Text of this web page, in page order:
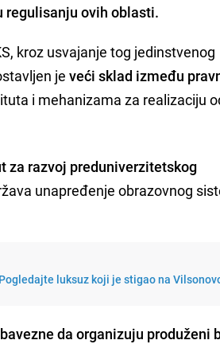
regulisanju ovih oblasti.
kroz usvajanje tog jedinstvenog
jeveći sklad između
i mehanizama za realizaciju
za razvoj preduniverzitetskog
unapređenje obrazovnog
luksuz koji je stigao na
da organizuju produženi